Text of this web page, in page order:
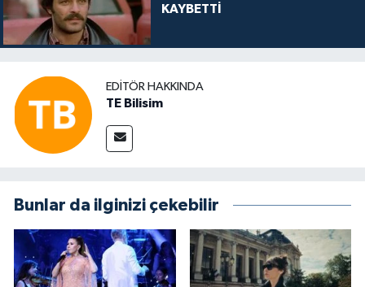
KAYBETTİ
EDITÖR HAKKINDA
TE Bilisim
Bunlar da ilginizi çekebilir